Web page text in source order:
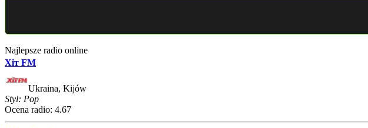
Najlepsze radio online
Хіт FM
Ukraina, Kijów
Styl: Pop
Ocena radio: 4.67